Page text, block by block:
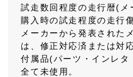
試走数回程度の走行暦(メ
購入時の試走程度の走行
メーカーから発表された
は、修正対応済または対
付属品(パーツ・インレ
全て未使用。